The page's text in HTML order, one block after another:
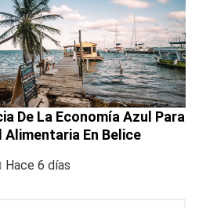
De La Economía Azul Para
Alimentaria En Belice
Hace 6 días